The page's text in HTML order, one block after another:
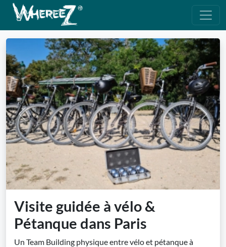
Previous Next
Visite guidée à vélo &
Pétanque dans Paris
Un Team Building physique entre vélo et pétanque à